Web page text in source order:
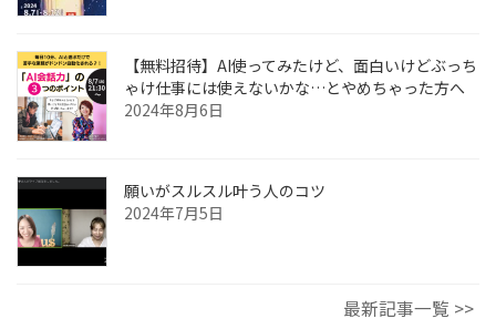
【無料招待】AI使ってみたけど、面白いけどぶっち
ゃけ仕事には使えないかな…とやめちゃった方へ
2024年8月6日
願いがスルスル叶う人のコツ
2024年7月5日
最新記事一覧 >>